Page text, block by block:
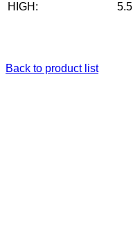
HIGH:
5.5
Back to product list